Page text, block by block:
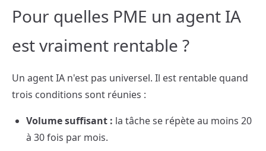
Pour quelles PME un agent IA
est vraiment rentable ?
Un agent IA n'est pas universel. Il est rentable quand
trois conditions sont réunies :
Volume suffisant : la tâche se répète au moins 20
à 30 fois par mois.